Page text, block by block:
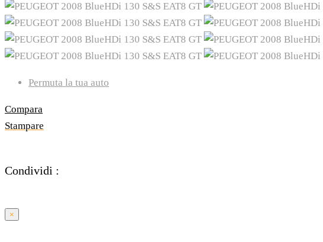
Permuta la tua auto
Compara
Stampare
Condividi :
×